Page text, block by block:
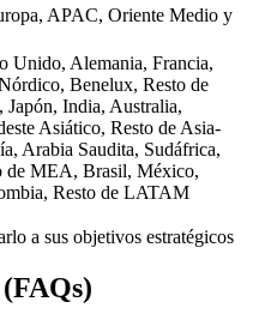
APAC, Oriente Medio y
Unido, Alemania, Francia,
Benelux, Resto de
Japón, India, Australia,
Asiático, Resto de Asia-
Arabia Saudita, Sudáfrica,
de MEA, Brasil, México,
Resto de LATAM
a sus objetivos estratégicos